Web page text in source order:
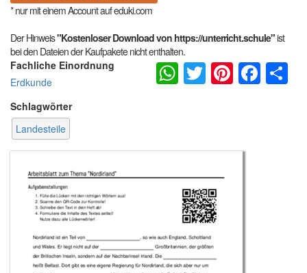
* nur mit einem Account auf eduki.com
Der Hinweis"Kostenloser Download von https://unterricht.schule"ist
bei den Dateien der Kaufpakete nicht enthalten.
Fachliche Einordnung
Erdkunde
Schlagwörter
Landesteile
WhatsApp
Twitter